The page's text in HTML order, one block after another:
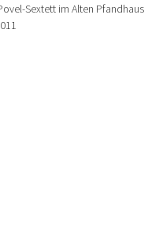
Sextett im Alten Pfandhaus